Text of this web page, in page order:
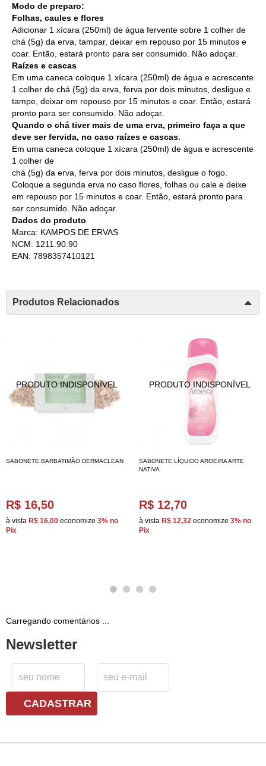
Modo de preparo:
Folhas, caules e flores
Adicionar 1 xícara (250ml) de água fervente sobre 1 colher de
chá (5g) da erva, tampar, deixar em repouso por 15 minutos e
coar. Então, estará pronto para ser consumido. Não adoçar.
Raízes e cascas
Em uma caneca coloque 1 xícara (250ml) de água e acrescente
1 colher de chá (5g) da erva, ferva por dois minutos, desligue e
tampe, deixar em repouso por 15 minutos e coar. Então, estará
pronto para ser consumido. Não adoçar.
Quando o chá tiver mais de uma erva, primeiro faça a que
deve ser fervida, no caso raízes e cascas.
Em uma caneca coloque 1 xícara (250ml) de água e acrescente
1 colher de
chá (5g) da erva, ferva por dois minutos, desligue o fogo.
Coloque a segunda erva no caso flores, folhas ou cale e deixe
em repouso por 15 minutos e coar. Então, estará pronto para
ser consumido. Não adoçar.
Dados do produto
Marca: KAMPOS DE ERVAS
NCM: 1211.90.90
EAN: 7898357410121
Produtos Relacionados
SABONETE BARBATIMÃO DERMACLEAN
R$ 16,50
à vista R$ 16,00 economize 3% no
Pix
SABONETE LÍQUIDO AROEIRA ARTE
NATIVA
R$ 12,70
à vista R$ 12,32 economize 3% no
Pix
Carregando comentários ...
Newsletter
CADASTRAR